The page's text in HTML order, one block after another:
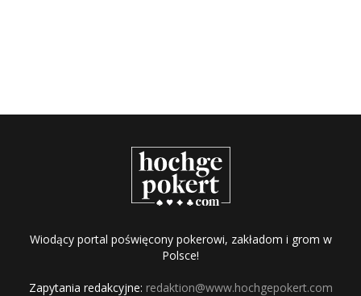
Wiodący portal poświęcony pokerowi, zakładom i grom w
Polsce!
Zapytania redakcyjne: redaktion@www.hochgepokert.com